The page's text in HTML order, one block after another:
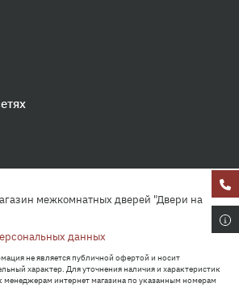
межкомнатных дверей "Двери на
данных
не является публичной офертой и носит
характер. Для уточнения наличия и характеристик
менеджерам интернет магазина по указанным номерам